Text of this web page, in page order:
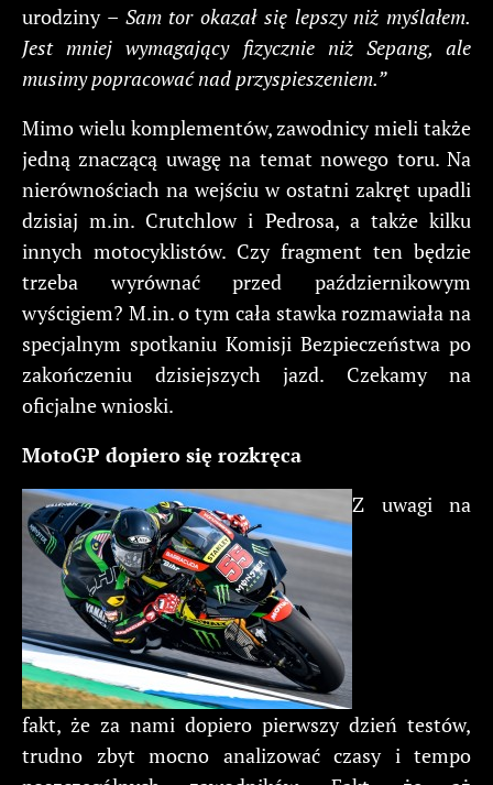
urodziny – Sam tor okazał się lepszy niż myślałem.
Jest mniej wymagający fizycznie niż Sepang, ale
musimy popracować nad przyspieszeniem.”
Mimo wielu komplementów, zawodnicy mieli także
jedną znaczącą uwagę na temat nowego toru. Na
nierównościach na wejściu w ostatni zakręt upadli
dzisiaj m.in. Crutchlow i Pedrosa, a także kilku
innych motocyklistów. Czy fragment ten będzie
trzeba wyrównać przed październikowym
wyścigiem? M.in. o tym cała stawka rozmawiała na
specjalnym spotkaniu Komisji Bezpieczeństwa po
zakończeniu dzisiejszych jazd. Czekamy na
oficjalne wnioski.
MotoGP dopiero się rozkręca
Z uwagi na
fakt, że za nami dopiero pierwszy dzień testów,
trudno zbyt mocno analizować czasy i tempo